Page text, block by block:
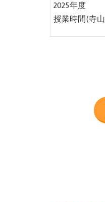
2025年度
授業時間(寺